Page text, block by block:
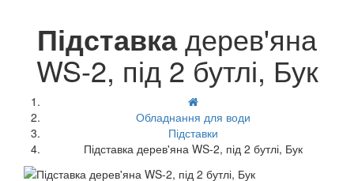
Підставкадерев'яна
WS-2, під 2 бутлі, Бук
Обладнання для води
Підставки
Підставка дерев'яна WS-2, під 2 бутлі, Бук